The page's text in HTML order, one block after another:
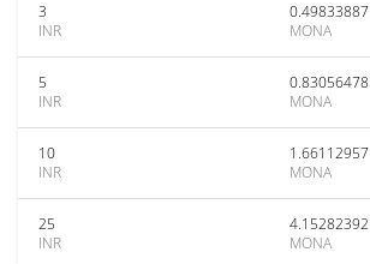
3
INR
0.49833887
MONA
5
INR
0.83056478
MONA
10
INR
1.66112957
MONA
25
INR
4.15282392
MONA